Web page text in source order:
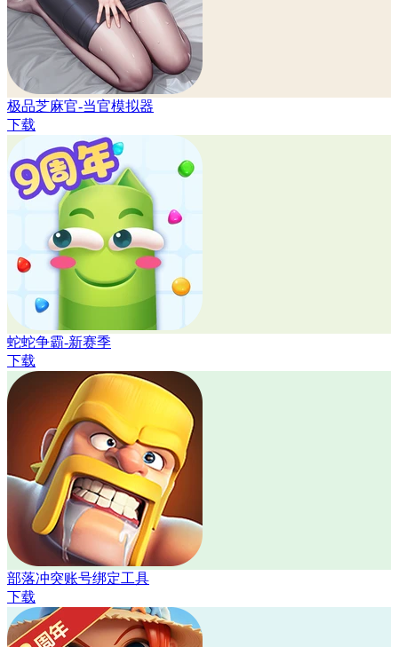
极品芝麻官-当官模拟器
下载
蛇蛇争霸-新赛季
下载
部落冲突账号绑定工具
下载